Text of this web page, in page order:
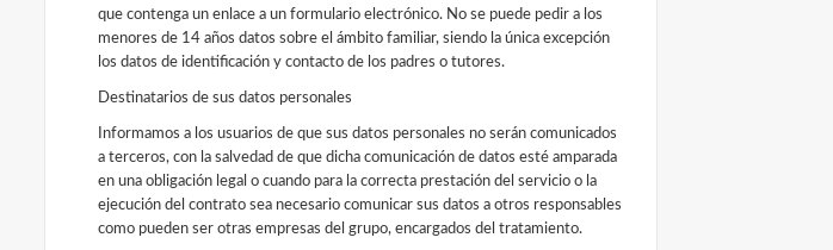
que contenga un enlace a un formulario electrónico. No se puede pedir a los
menores de 14 años datos sobre el ámbito familiar, siendo la única excepción
los datos de identificación y contacto de los padres o tutores.
Destinatarios de sus datos personales
Informamos a los usuarios de que sus datos personales no serán comunicados
a terceros, con la salvedad de que dicha comunicación de datos esté amparada
en una obligación legal o cuando para la correcta prestación del servicio o la
ejecución del contrato sea necesario comunicar sus datos a otros responsables
como pueden ser otras empresas del grupo, encargados del tratamiento.